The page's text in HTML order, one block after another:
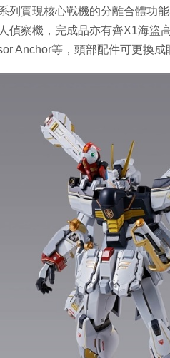
列實現核心戰機的分離合體功
偵察機，完成品亦有齊X1海盜
Anchor等，頭部配件可更換成